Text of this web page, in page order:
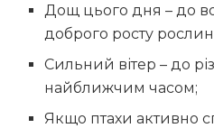
Дощ цього дня – до
доброго росту
Сильний вітер – до
найближчим часом;
Якщо птахи активно